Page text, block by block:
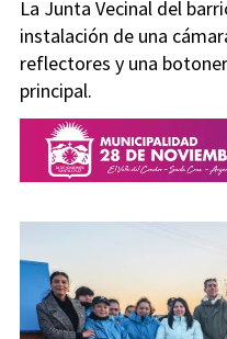
La Junta Vecinal del
instalación de una
reflectores y una
principal.